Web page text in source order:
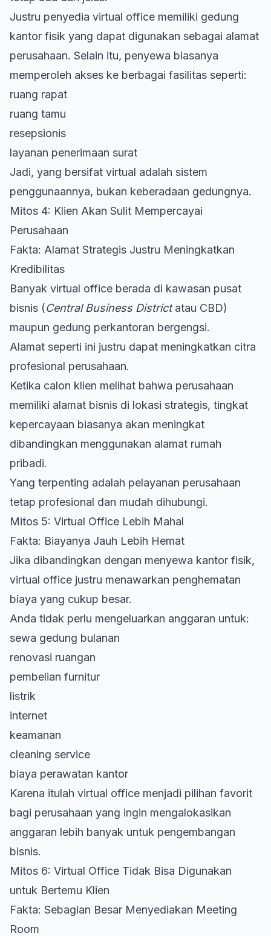
Justru penyedia virtual office memiliki gedung
kantor fisik yang dapat digunakan sebagai alamat
perusahaan. Selain itu, penyewa biasanya
memperoleh akses ke berbagai fasilitas seperti:
ruang rapat
ruang tamu
resepsionis
layanan penerimaan surat
Jadi, yang bersifat virtual adalah sistem
penggunaannya, bukan keberadaan gedungnya.
Mitos 4: Klien Akan Sulit Mempercayai
Perusahaan
Fakta: Alamat Strategis Justru Meningkatkan
Kredibilitas
Banyak virtual office berada di kawasan pusat
bisnis (Central Business Districtatau CBD)
maupun gedung perkantoran bergengsi.
Alamat seperti ini justru dapat meningkatkan citra
profesional perusahaan.
Ketika calon klien melihat bahwa perusahaan
memiliki alamat bisnis di lokasi strategis, tingkat
kepercayaan biasanya akan meningkat
dibandingkan menggunakan alamat rumah
pribadi.
Yang terpenting adalah pelayanan perusahaan
tetap profesional dan mudah dihubungi.
Mitos 5: Virtual Office Lebih Mahal
Fakta: Biayanya Jauh Lebih Hemat
Jika dibandingkan dengan menyewa kantor fisik,
virtual office justru menawarkan penghematan
biaya yang cukup besar.
Anda tidak perlu mengeluarkan anggaran untuk:
sewa gedung bulanan
renovasi ruangan
pembelian furnitur
listrik
internet
keamanan
cleaning service
biaya perawatan kantor
Karena itulah virtual office menjadi pilihan favorit
bagi perusahaan yang ingin mengalokasikan
anggaran lebih banyak untuk pengembangan
bisnis.
Mitos 6: Virtual Office Tidak Bisa Digunakan
untuk Bertemu Klien
Fakta: Sebagian Besar Menyediakan Meeting
Room